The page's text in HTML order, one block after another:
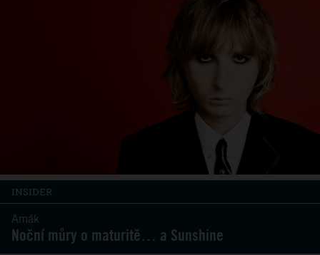
INSIDER
Amák
Noční můry o maturitě… a Sunshine